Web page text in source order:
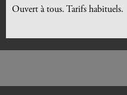
Ouvert à tous. Tarifs habituels.